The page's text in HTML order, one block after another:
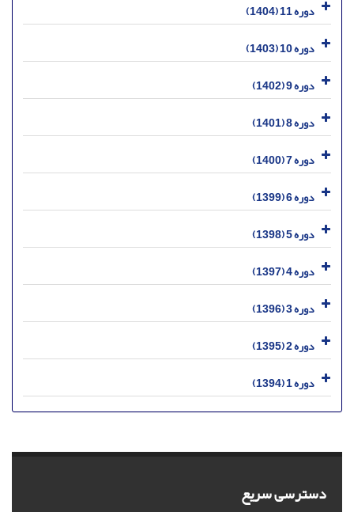
دوره 11 (1404)
دوره 10 (1403)
دوره 9 (1402)
دوره 8 (1401)
دوره 7 (1400)
دوره 6 (1399)
دوره 5 (1398)
دوره 4 (1397)
دوره 3 (1396)
دوره 2 (1395)
دوره 1 (1394)
دسترسی سریع